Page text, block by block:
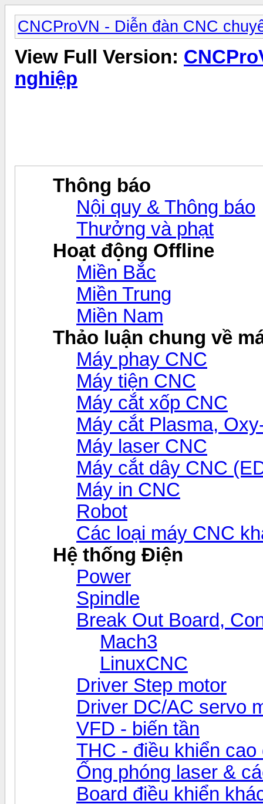
CNCProVN - Diễn đàn CNC
View Full Version:
nghiệp
Thông báo
Nội quy & Thông báo
Thưởng và phạt
Hoạt động Offline
Miền Bắc
Miền Trung
Miền Nam
Thảo luận chung về
Máy phay CNC
Máy tiện CNC
Máy cắt xốp CNC
Máy cắt Plasma,
Máy laser CNC
Máy cắt dây CNC
Máy in CNC
Robot
Các loại máy CNC
Hệ thống Điện
Power
Spindle
Break Out Board,
Mach3
LinuxCNC
Driver Step motor
Driver DC/AC servo
VFD - biến tần
THC - điều khiển
Ống phóng laser &
Board điều khiển